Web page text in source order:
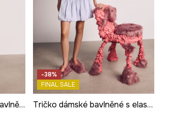
Oversize tričko dámské bavlněné s elastanem z kolekce Kit Mizeres x Medicine
-38%
FINAL SALE
Tričko dámské bavlněné s elastanem z kolekce Kit Mizeres x Medicine